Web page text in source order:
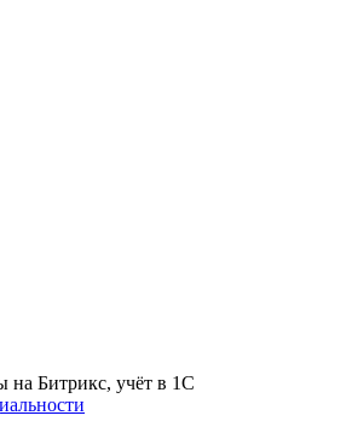
на Битрикс, учёт в 1С